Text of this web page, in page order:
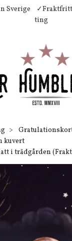
Sverige ✓Fraktfritt
ting
kuvert
i trädgården